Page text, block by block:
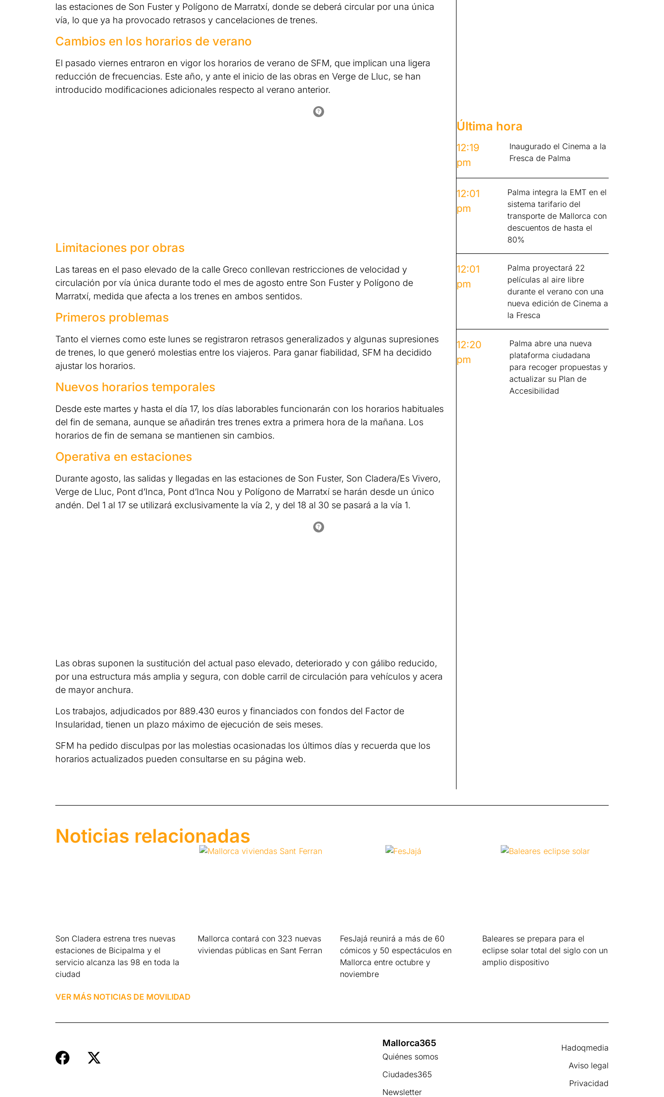
las estaciones de Son Fuster y Polígono de Marratxí, donde se deberá circular por una única
vía, lo que ya ha provocado retrasos y cancelaciones de trenes.
Cambios en los horarios de verano
El pasado viernes entraron en vigor los horarios de verano de SFM, que implican una ligera
reducción de frecuencias. Este año, y ante el inicio de las obras en Verge de Lluc, se han
introducido modificaciones adicionales respecto al verano anterior.
Limitaciones por obras
Las tareas en el paso elevado de la calle Greco conllevan restricciones de velocidad y
circulación por vía única durante todo el mes de agosto entre Son Fuster y Polígono de
Marratxí, medida que afecta a los trenes en ambos sentidos.
Primeros problemas
Tanto el viernes como este lunes se registraron retrasos generalizados y algunas supresiones
de trenes, lo que generó molestias entre los viajeros. Para ganar fiabilidad, SFM ha decidido
ajustar los horarios.
Nuevos horarios temporales
Desde este martes y hasta el día 17, los días laborables funcionarán con los horarios habituales
del fin de semana, aunque se añadirán tres trenes extra a primera hora de la mañana. Los
horarios de fin de semana se mantienen sin cambios.
Operativa en estaciones
Durante agosto, las salidas y llegadas en las estaciones de Son Fuster, Son Cladera/Es Vivero,
Verge de Lluc, Pont d’Inca, Pont d’Inca Nou y Polígono de Marratxí se harán desde un único
andén. Del 1 al 17 se utilizará exclusivamente la vía 2, y del 18 al 30 se pasará a la vía 1.
Las obras suponen la sustitución del actual paso elevado, deteriorado y con gálibo reducido,
por una estructura más amplia y segura, con doble carril de circulación para vehículos y acera
de mayor anchura.
Los trabajos, adjudicados por 889.430 euros y financiados con fondos del Factor de
Insularidad, tienen un plazo máximo de ejecución de seis meses.
SFM ha pedido disculpas por las molestias ocasionadas los últimos días y recuerda que los
horarios actualizados pueden consultarse en su página web.
Última hora
12:19
pm
Inaugurado el Cinema a la
Fresca de Palma
12:01
pm
Palma integra la EMT en el
sistema tarifario del
transporte de Mallorca con
descuentos de hasta el
80%
12:01
pm
Palma proyectará 22
películas al aire libre
durante el verano con una
nueva edición de Cinema a
la Fresca
12:20
pm
Palma abre una nueva
plataforma ciudadana
para recoger propuestas y
actualizar su Plan de
Accesibilidad
Noticias relacionadas
Son Cladera estrena tres nuevas
estaciones de Bicipalma y el
servicio alcanza las 98 en toda la
ciudad
Mallorca contará con 323 nuevas
viviendas públicas en Sant Ferran
FesJajá reunirá a más de 60
cómicos y 50 espectáculos en
Mallorca entre octubre y
noviembre
Baleares se prepara para el
eclipse solar total del siglo con un
amplio dispositivo
VER MÁS NOTICIAS DE MOVILIDAD
Hadoqmedia
Aviso legal
Privacidad
Mallorca365
Quiénes somos
Ciudades365
Newsletter